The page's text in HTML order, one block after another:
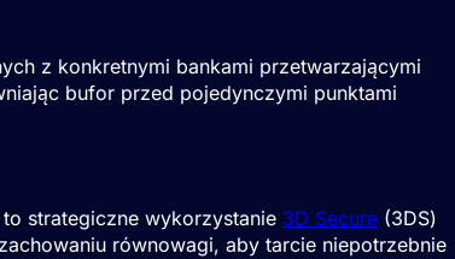
z konkretnymi bankami przetwarzającymi
bufor przed pojedynczymi punktami
strategiczne wykorzystanie 3D Secure (3DS)
równowagi, aby tarcie niepotrzebnie